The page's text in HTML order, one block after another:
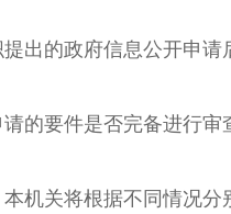
的政府信息公开申请
要件是否完备进行审
关将根据不同情况分